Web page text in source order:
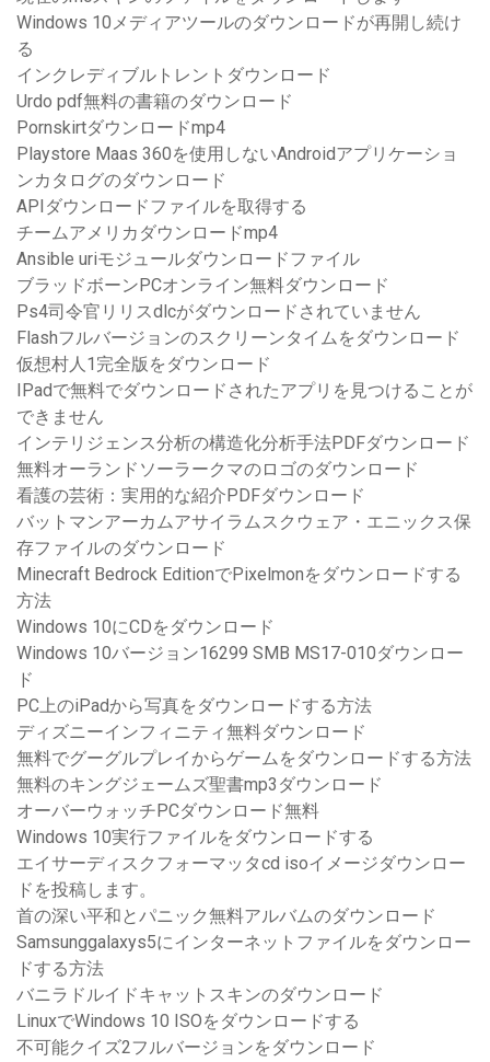
Windows 10メディアツールのダウンロードが再開し続け
る
インクレディブルトレントダウンロード
Urdo pdf無料の書籍のダウンロード
Pornskir​​tダウンロードmp4
Playstore Maas 360を使用しないAndroidアプリケーショ
ンカタログのダウンロード
APIダウンロードファイルを取得する
チームアメリカダウンロードmp4
Ansible uriモジュールダウンロードファイル
ブラッドボーンPCオンライン無料ダウンロード
Ps4司令官リリスdlcがダウンロードされていません
Flashフルバージョンのスクリーンタイムをダウンロード
仮想村人1完全版をダウンロード
IPadで無料でダウンロードされたアプリを見つけることが
できません
インテリジェンス分析の構造化分析手法PDFダウンロード
無料オーランドソーラークマのロゴのダウンロード
看護の芸術：実用的な紹介PDFダウンロード
バットマンアーカムアサイラムスクウェア・エニックス保
存ファイルのダウンロード
Minecraft Bedrock EditionでPixelmonをダウンロードする
方法
Windows 10にCDをダウンロード
Windows 10バージョン16299 SMB MS17-010ダウンロー
ド
PC上のiPadから写真をダウンロードする方法
ディズニーインフィニティ無料ダウンロード
無料でグーグルプレイからゲームをダウンロードする方法
無料のキングジェームズ聖書mp3ダウンロード
オーバーウォッチPCダウンロード無料
Windows 10実行ファイルをダウンロードする
エイサーディスクフォーマッタcd isoイメージダウンロー
ドを投稿します。
首の深い平和とパニック無料アルバムのダウンロード
Samsunggalaxys5にインターネットファイルをダウンロー
ドする方法
バニラドルイドキャットスキンのダウンロード
LinuxでWindows 10 ISOをダウンロードする
不可能クイズ2フルバージョンをダウンロード